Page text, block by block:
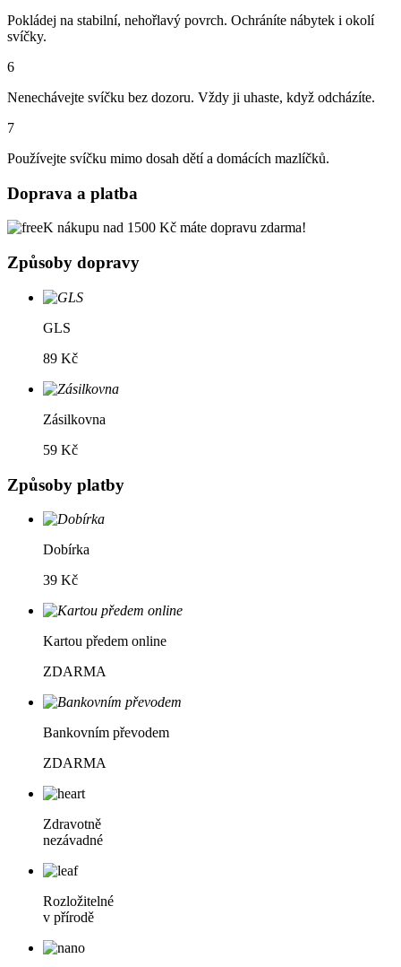
Pokládej na stabilní, nehořlavý povrch. Ochráníte nábytek i okolí
svíčky.
6
Nenechávejte svíčku bez dozoru. Vždy ji uhaste, když odcházíte.
7
Používejte svíčku mimo dosah dětí a domácích mazlíčků.
Doprava a platba
K nákupu nad 1500 Kč máte dopravu zdarma!
Způsoby dopravy
GLS
89 Kč
Zásilkovna
59 Kč
Způsoby platby
Dobírka
39 Kč
Kartou předem online
ZDARMA
Bankovním převodem
ZDARMA
Zdravotně
nezávadné
Rozložitelné
v přírodě